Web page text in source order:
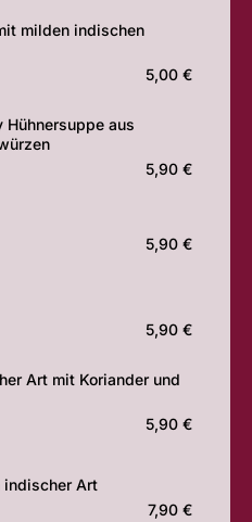
milden indischen
5,00 €
aus
5,90 €
5,90 €
5,90 €
Art mit Koriander und
5,90 €
indischer Art
7,90 €